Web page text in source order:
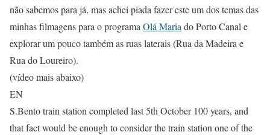
não sabemos para já, mas achei piada fazer este um dos temas das
minhas filmagens para o programaOlá Mariado Porto Canal e
explorar um pouco também as ruas laterais (Rua da Madeira e
Rua do Loureiro).
(vídeo mais abaixo)
EN
S.Bento train station completed last 5th October 100 years, and
that fact would be enough to consider the train station one of the